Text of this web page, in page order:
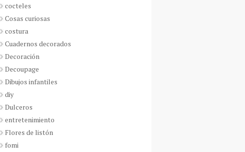
cocteles
Cosas curiosas
costura
Cuadernos decorados
Decoración
Decoupage
Dibujos infantiles
diy
Dulceros
entretenimiento
Flores de listón
fomi